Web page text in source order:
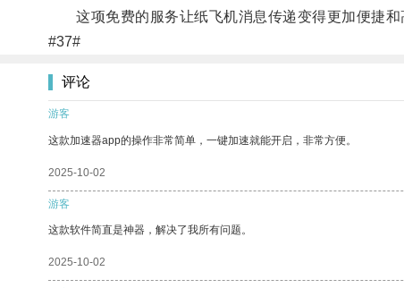
这项免费的服务让纸飞机消息传递变得更加便捷和
#37#
评论
游客
这款加速器app的操作非常简单，一键加速就能开启，非常方便。
2025-10-02
游客
这款软件简直是神器，解决了我所有问题。
2025-10-02